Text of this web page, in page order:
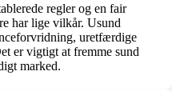
regler og en fair
har lige vilkår. Usund
uretfærdige
er vigtigt at fremme sund
marked.